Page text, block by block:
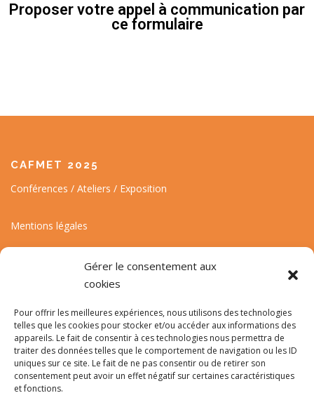
Gérer le consentement aux
cookies
Pour offrir les meilleures expériences, nous utilisons des technologies
telles que les cookies pour stocker et/ou accéder aux informations des
appareils. Le fait de consentir à ces technologies nous permettra de
traiter des données telles que le comportement de navigation ou les ID
uniques sur ce site. Le fait de ne pas consentir ou de retirer son
consentement peut avoir un effet négatif sur certaines caractéristiques
et fonctions.
Proposer votre appel à communication par
ce formulaire
CAFMET 2025
Conférences / Ateliers / Exposition
Mentions légales
Suivez l'actualité de la conférence et du CAFMET